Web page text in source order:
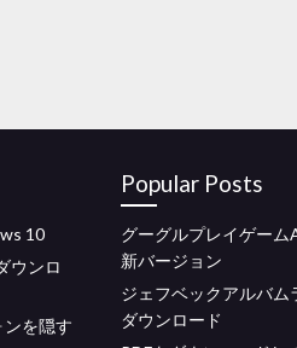
10
ウンロ
ンを隠す
Popular Posts
グーグルプレイゲー
新バージョン
ジェフベックアルバ
ダウンロード